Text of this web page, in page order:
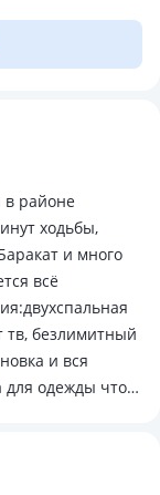
в районе
ходьбы,
и много
всё
тв, безлимитный
и вся
для одежды что